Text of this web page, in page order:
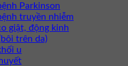
Parkinson
truyền nhiễm
giật, động kinh
trên da)
u